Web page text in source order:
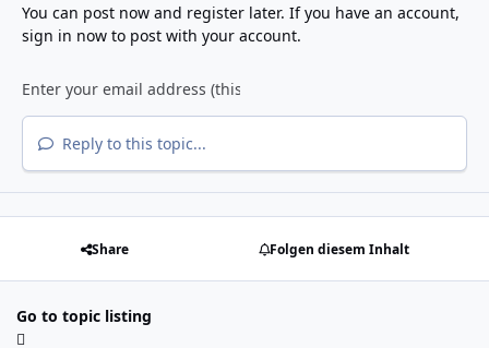
You can post now and register later. If you have an account,
sign in nowto post with your account.
Reply to this topic...
Share Folgen diesem Inhalt
Go to topic listing